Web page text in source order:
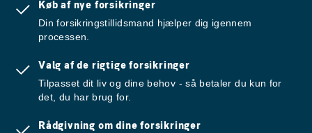
Køb af nye forsikringer
Din forsikringstillidsmand hjælper dig igennem
processen.
Valg af de rigtige forsikringer
Tilpasset dit liv og dine behov - så betaler du kun for
det, du har brug for.
Rådgivning om dine forsikringer